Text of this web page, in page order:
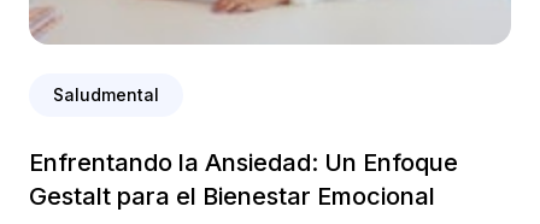
Saludmental
Enfrentando la Ansiedad: Un Enfoque
Gestalt para el Bienestar Emocional